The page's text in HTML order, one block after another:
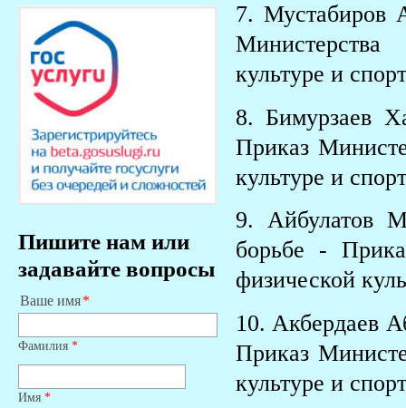
Пишите нам или
задавайте вопросы
Ваше имя
Фамилия *
Имя *
7. Мустабиров
культуре и
8. Бимурзаев
Приказ
культуре и
9. Айбулатов
борьбе -
физической
10. Акбердаев
Приказ
культуре и